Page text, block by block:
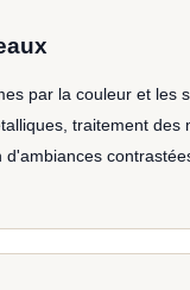
par la couleur et les
traitement des
d'ambiances